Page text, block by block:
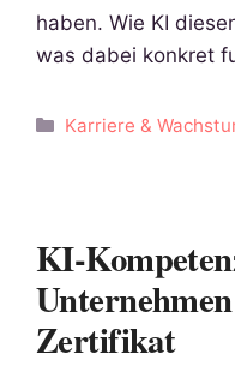
haben. Wie KI
was dabei konkret
Kategorien
Karriere &
KI-
Zertifikat